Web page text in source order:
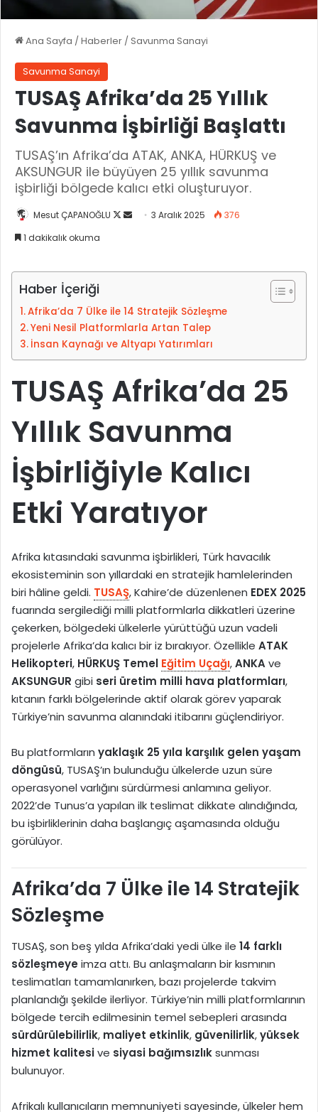
Ana Sayfa / Haberler / Savunma Sanayi
Savunma Sanayi
TUSAŞ Afrika’da 25 Yıllık
Savunma İşbirliği Başlattı
TUSAŞ’ın Afrika’da ATAK, ANKA, HÜRKUŞ ve
AKSUNGUR ile büyüyen 25 yıllık savunma
işbirliği bölgede kalıcı etki oluşturuyor.
Mesut ÇAPANOĞLU
X
i
p
e
i
n
o
s
t
g
ö
d
r
e
k
3 Aralık 2025
376
1 dakikalık okuma
Haber İçeriği
Afrika’da 7 Ülke ile 14 Stratejik Sözleşme
Yeni Nesil Platformlarla Artan Talep
İnsan Kaynağı ve Altyapı Yatırımları
TUSAŞ Afrika’da 25
Yıllık Savunma
İşbirliğiyle Kalıcı
Etki Yaratıyor
Afrika kıtasındaki savunma işbirlikleri, Türk havacılık
ekosisteminin son yıllardaki en stratejik hamlelerinden
biri hâline geldi. TUSAŞ, Kahire’de düzenlenen EDEX 2025
fuarında sergilediği milli platformlarla dikkatleri üzerine
çekerken, bölgedeki ülkelerle yürüttüğü uzun vadeli
projelerle Afrika’da kalıcı bir iz bırakıyor. Özellikle ATAK
Helikopteri, HÜRKUŞ Temel Eğitim Uçağı,ANKAve
AKSUNGUR gibi seri üretim milli hava platformları,
kıtanın farklı bölgelerinde aktif olarak görev yaparak
Türkiye’nin savunma alanındaki itibarını güçlendiriyor.
Bu platformların yaklaşık 25 yıla karşılık gelen yaşam
döngüsü, TUSAŞ’ın bulunduğu ülkelerde uzun süre
operasyonel varlığını sürdürmesi anlamına geliyor.
2022’de Tunus’a yapılan ilk teslimat dikkate alındığında,
bu işbirliklerinin daha başlangıç aşamasında olduğu
görülüyor.
Afrika’da 7 Ülke ile 14 Stratejik
Sözleşme
TUSAŞ, son beş yılda Afrika’daki yedi ülke ile 14 farklı
sözleşmeyeimza attı. Bu anlaşmaların bir kısmının
teslimatları tamamlanırken, bazı projelerde takvim
planlandığı şekilde ilerliyor. Türkiye’nin milli platformlarının
bölgede tercih edilmesinin temel sebepleri arasında
sürdürülebilirlik, maliyet etkinlik, güvenilirlik,yüksek
hizmet kalitesive siyasi bağımsızlıksunması
bulunuyor.
Afrikalı kullanıcıların memnuniyeti sayesinde, ülkeler hem